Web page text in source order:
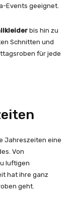
Events geeignet.
bis hin zu
Schnitten und
für jede
Jahreszeiten eine
Von
luftigen
hat ihre ganz
geht.